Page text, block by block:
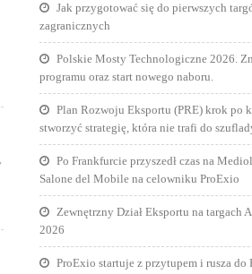
Jak przygotować się do pierwszych
zagranicznych
Polskie Mosty Technologiczne 2026.
programu oraz start nowego naboru.
Plan Rozwoju Eksportu (PRE) krok po
stworzyć strategię, która nie trafi do
Po Frankfurcie przyszedł czas na
Salone del Mobile na celowniku ProExio
Zewnętrzny Dział Eksportu na targach
2026
ProExio startuje z przytupem i rusza do